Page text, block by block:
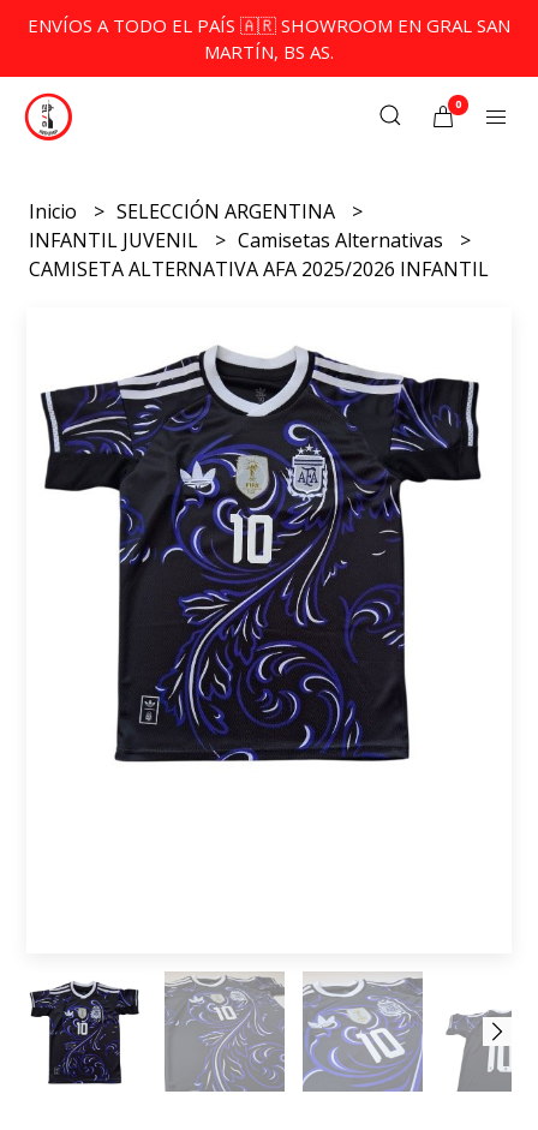
ENVÍOS A TODO EL PAÍS 🇦🇷 SHOWROOM EN GRAL SAN
MARTÍN, BS AS.
0
Inicio
SELECCIÓN ARGENTINA
INFANTIL JUVENIL
Camisetas Alternativas
CAMISETA ALTERNATIVA AFA 2025/2026 INFANTIL